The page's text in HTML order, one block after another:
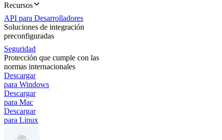
Recursos
API para Desarrolladores
Soluciones de integración
preconfiguradas
Seguridad
Protección que cumple con las
normas internacionales
Descargar
para Windows
Descargar
para Mac
Descargar
para Linux